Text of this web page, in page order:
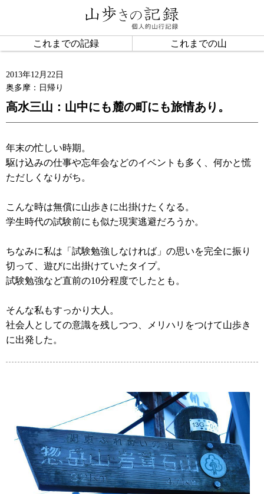
これまでの記録 これまでの山
2013年12月22日
奥多摩：日帰り
高水三山：山中にも麓の町にも旅情あり。
年末の忙しい時期。
駆け込みの仕事や忘年会などのイベントも多く、何かと慌
ただしくなりがち。
こんな時は無償に山歩きに出掛けたくなる。
学生時代の試験前にも似た現実逃避だろうか。
ちなみに私は「試験勉強しなければ」の思いを完全に振り
切って、遊びに出掛けていたタイプ。
試験勉強など直前の10分程度でしたとも。
そんな私もすっかり大人。
社会人としての意識を残しつつ、メリハリをつけて山歩き
に出発した。